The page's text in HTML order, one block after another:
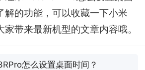
解的功能，可以收藏一下小米
带来最新机型的文章内容哦。
怎么设置桌面时间？